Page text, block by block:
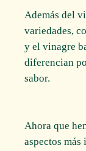
Además del
variedades,
y el vinagre
diferencian
sabor.
Ahora que
aspectos